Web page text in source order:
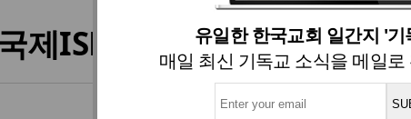
유일한 한국교회 일간지 '
매일 최신 기독교 소식을 메일
제ISD화해중재원, 한국기